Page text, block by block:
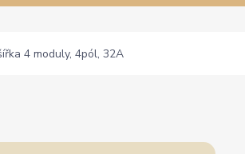
4 moduly, 4pól, 32A